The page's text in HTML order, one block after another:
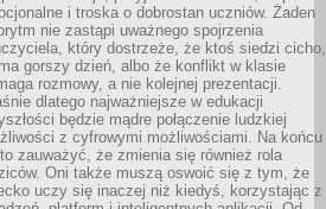
i troska o dobrostan uczniów. Żaden
nie zastąpi uważnego spojrzenia
który dostrzeże, że ktoś siedzi cicho,
gorszy dzień, albo że konflikt w klasie
rozmowy, a nie kolejnej prezentacji.
dlatego najważniejsze w edukacji
będzie mądre połączenie ludzkiej
z cyfrowymi możliwościami. Na końcu
zauważyć, że zmienia się również rola
Oni także muszą oswoić się z tym, że
uczy się inaczej niż kiedyś, korzystając z